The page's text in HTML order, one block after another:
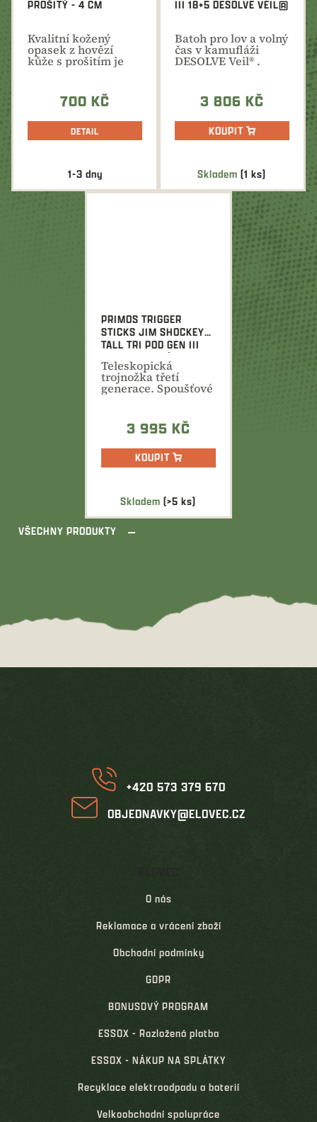
1-3 dny
PROŠITÝ - 4 CM
Kvalitní kožený
opasek z hovězí
kůže s prošitím je
stylovým doplňkem
700 KČ
DETAIL
Skladem(1 ks)
III 18+5 DESOLVE VEIL®
Batoh pro lov a volný
čas v kamufláži
DESOLVE Veil® .
3 806 KČ
KOUPIT
Skladem(>5 ks)
PRIMOS TRIGGER
STICKS JIM SHOCKEY
TALL TRI POD GEN III
TELESKOPICKÁ
TROJNOŽKA
Teleskopická
trojnožka třetí
generace. Spoušťové
ovládání, tichý
3 995 KČ
KOUPIT
VŠECHNY PRODUKTY
+420 573 379 670
OBJEDNAVKY@ELOVEC.CZ
O nás
Reklamace a vrácení zboží
Obchodní podmínky
GDPR
BONUSOVÝ PROGRAM
ESSOX - Rozložená platba
ESSOX - NÁKUP NA SPLÁTKY
Recyklace elektroodpadu a baterií
Velkoobchodní spolupráce